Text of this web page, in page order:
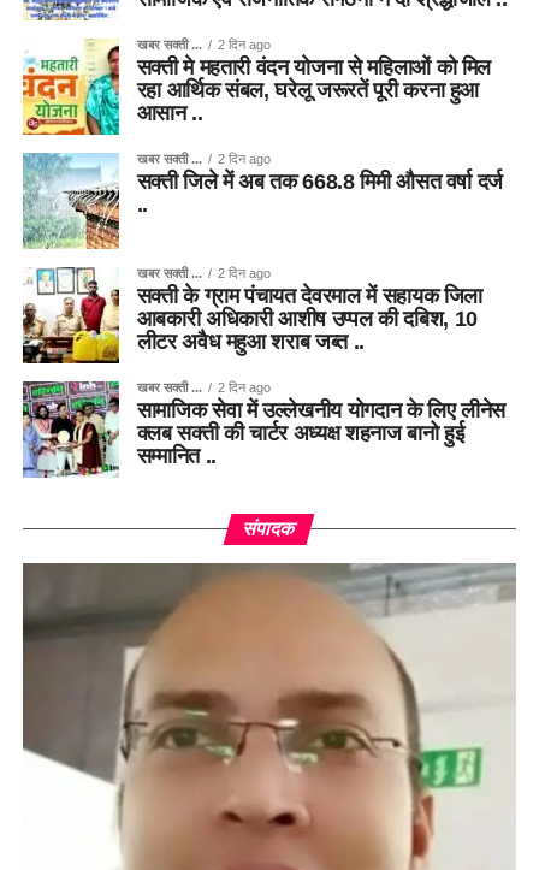
खबर सक्ती ... 2 दिन ago
सक्ती मे महतारी वंदन योजना से महिलाओं को मिल
रहा आर्थिक संबल, घरेलू जरूरतें पूरी करना हुआ
आसान ..
खबर सक्ती ... 2 दिन ago
सक्ती जिले में अब तक 668.8 मिमी औसत वर्षा दर्ज
..
खबर सक्ती ... 2 दिन ago
सक्ती के ग्राम पंचायत देवरमाल में सहायक जिला
आबकारी अधिकारी आशीष उप्पल की दबिश, 10
लीटर अवैध महुआ शराब जब्त ..
खबर सक्ती ... 2 दिन ago
सामाजिक सेवा में उल्लेखनीय योगदान के लिए लीनेस
क्लब सक्ती की चार्टर अध्यक्ष शहनाज बानो हुई
सम्मानित ..
संपादक